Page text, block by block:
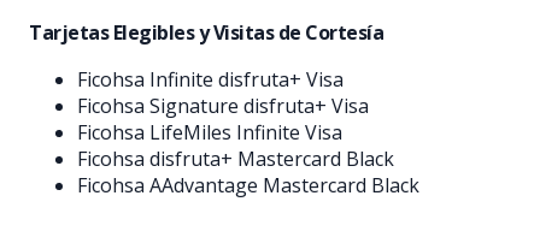
Tarjetas Elegibles y Visitas de Cortesía
Ficohsa Infinite disfruta+ Visa
Ficohsa Signature disfruta+ Visa
Ficohsa LifeMiles Infinite Visa
Ficohsa disfruta+ Mastercard Black
Ficohsa AAdvantage Mastercard Black